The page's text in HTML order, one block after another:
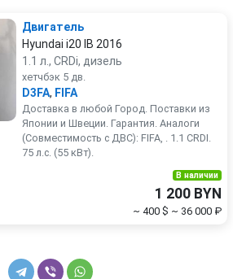
Двигатель
Hyundai i20 IB 2016
1.1 л., CRDi, дизель
хетчбэк 5 дв.
D3FA, FIFA
Доставка в любой Город. Поставки из
Японии и Швеции. Гарантия. Аналоги
(Совместимость с ДВС): FIFA, . 1.1 CRDI.
75 л.с. (55 кВт).
В наличии
1 200 BYN
~ 400 $ ~ 36 000 ₽